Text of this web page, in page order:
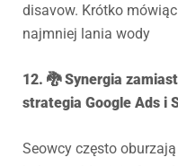
disavow. Krótko
najmniej lania wody
12. 🐉 Synergia
strategia Google Ads i
Seowcy często